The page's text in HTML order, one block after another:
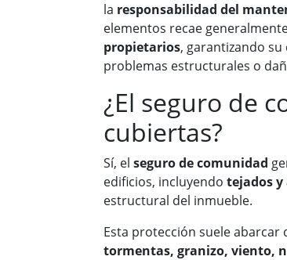
la responsabilidad del
elementos recae
propietarios, garantizando
problemas estructurales o
¿El seguro de
cubiertas?
Sí, el seguro de comunidad
edificios, incluyendo tejados y
estructural del inmueble.
Esta protección suele
tormentas, granizo, viento,